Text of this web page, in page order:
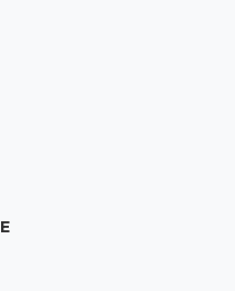
volta a